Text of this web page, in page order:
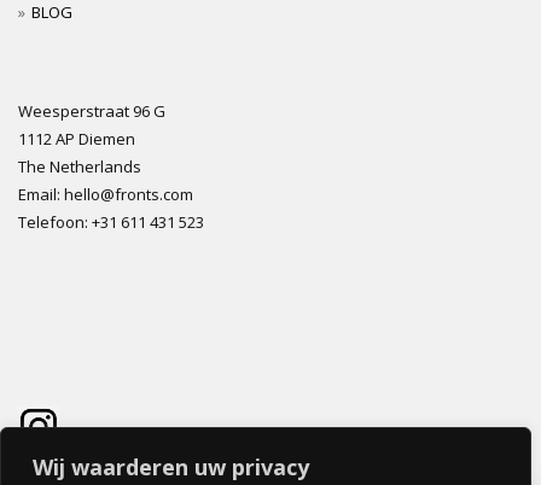
Wij waarderen uw privacy
BLOG
Weesperstraat 96 G
1112 AP Diemen
The Netherlands
Email: hello@fronts.com
Telefoon: +31 611 431 523